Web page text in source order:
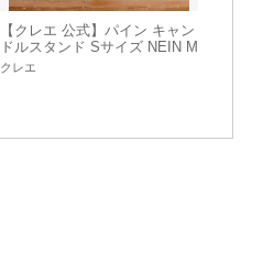
【クレエ 公式】パイン キャン
ドルスタンド Sサイズ NEIN M
ARKE / ナインマーケ
クレエ